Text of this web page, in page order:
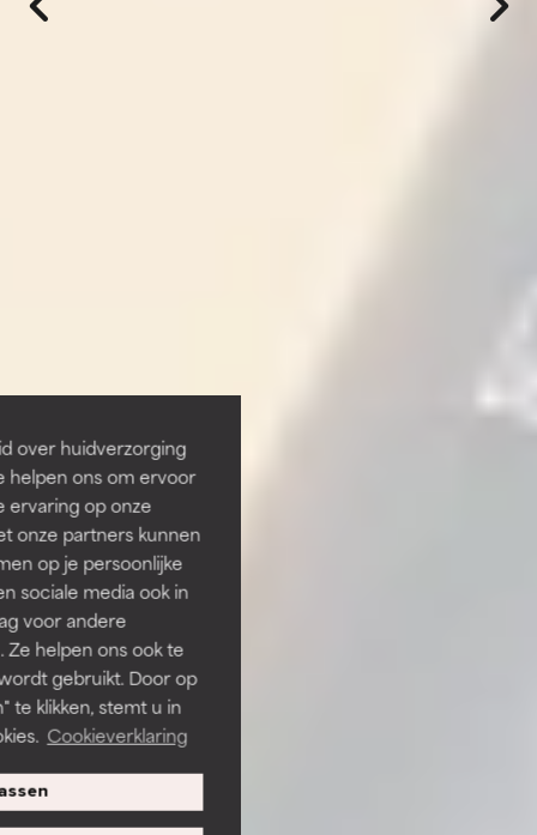
over huidverzorging
helpen ons om ervoor
ervaring op onze
onze partners kunnen
op je persoonlijke
sociale media ook in
voor andere
helpen ons ook te
gebruikt. Door op
te klikken, stemt u in
Cookieverklaring